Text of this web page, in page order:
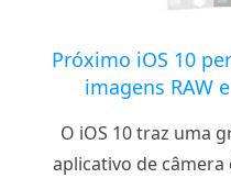
Próximo iOS 10
imagens RAW
O iOS 10 traz uma
aplicativo de